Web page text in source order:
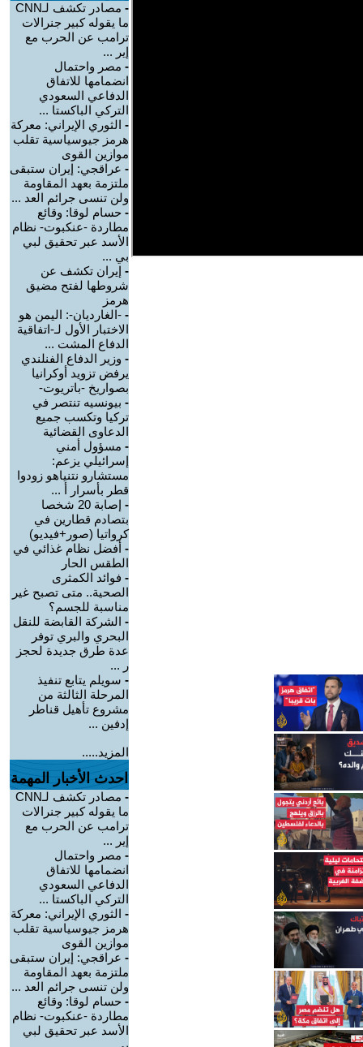
-
مصادر تكشف لـCNN
ما يقوله كبير جنرالات
ترامب عن الحرب مع
إير ...
- مصر واحتمال
انضمامها للاتفاق
الدفاعي السعودي
التركي الباكستا ...
- الثوري الإيراني: معركة
هرمز جيوسياسية تقلب
موازين القوى
- عراقجي: إيران ستبقى
ملتزمة بعهد المقاومة
ولن تنسى جرائم العد ...
- حسام لوقا: وقائع
مطاردة -عنكبوت- نظام
الأسد عبر تحقيق لبي
بي ...
- إيران تكشف عن
شروطها لفتح مضيق
هرمز
- -الغارديان-: اليمن هو
الاختبار الأول لـ-اتفاقية
الدفاع المشت ...
- وزير الدفاع الفنلندي
يرفض تزويد أوكرانيا
بصواريخ -باتريوت-
- بيونسيه تنتصر في
تركيا وتكسب جميع
الدعاوى القضائية
- مسؤول أمني
إسرائيلي يزعم:
مستشارو نتنياهو زودوا
قطر بأسرار أ ...
-
إصابة 20 شخصا
بتصادم قطارين في
كرواتيا (صور+فيديو)
- أفضل نظام غذائي في
الطقس الحار
- فوائد الكمثرى
الصحية.. متى تصبح غير
مناسبة للجسم؟
- الشركة القابضة للنقل
البحري والبري توفر
عدة طرق جديدة لحجز
ر ...
- سويلم يتابع تنفيذ
المرحلة الثالثة من
مشروع تأهيل قناطر
إدفين ...
المزيد.....
احدث الأخبار المهمة
-
مصادر تكشف لـCNN
ما يقوله كبير جنرالات
ترامب عن الحرب مع
إير ...
- مصر واحتمال
انضمامها للاتفاق
الدفاعي السعودي
التركي الباكستا ...
- الثوري الإيراني: معركة
هرمز جيوسياسية تقلب
موازين القوى
- عراقجي: إيران ستبقى
ملتزمة بعهد المقاومة
ولن تنسى جرائم العد ...
- حسام لوقا: وقائع
مطاردة -عنكبوت- نظام
الأسد عبر تحقيق لبي